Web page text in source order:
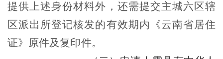
提供上述身份材料外，还需提交主城六区辖
区派出所登记核发的有效期内《云南省居住
证》原件及复印件。